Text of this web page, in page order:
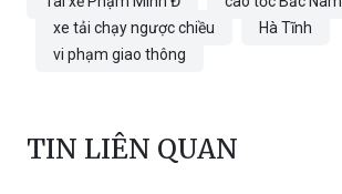
xe tải chạy ngược chiều
Hà Tĩnh
vi phạm giao thông
TIN LIÊN QUAN